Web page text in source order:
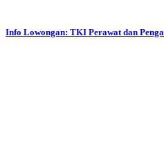
Info Lowongan: TKI Perawat dan